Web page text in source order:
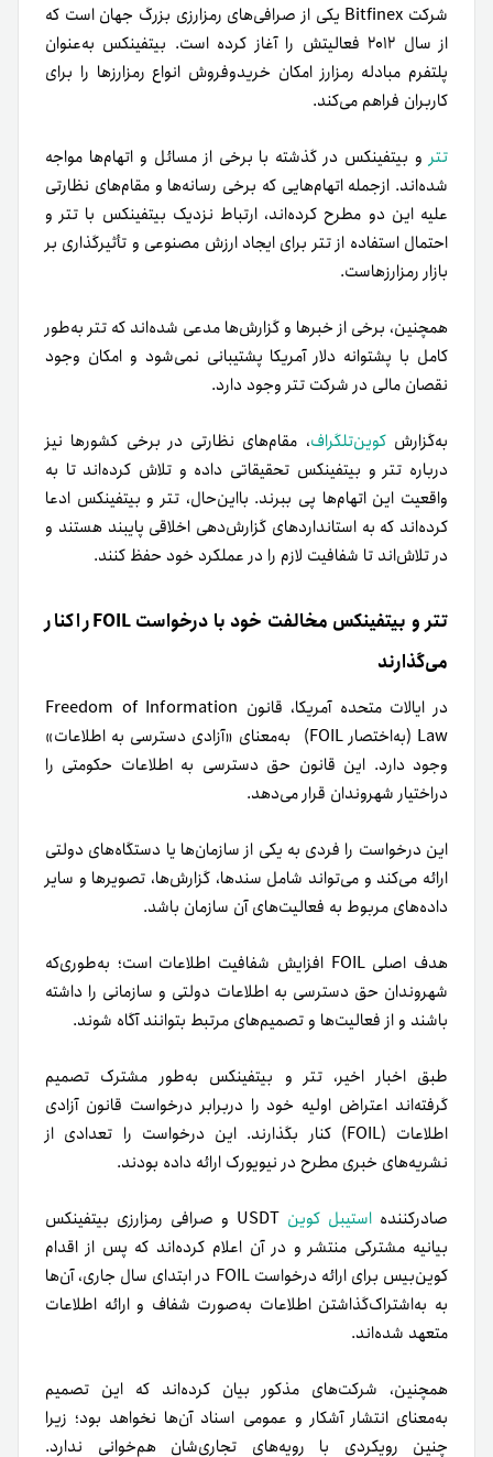
شرکت Bitfinex یکی از صرافی‌های رمزارزی بزرگ جهان است که
از سال ۲۰۱۲ فعالیتش را آغاز کرده است. بیتفینکس به‌عنوان
پلتفرم مبادله رمزارز امکان خریدوفروش انواع رمزارزها را برای
کاربران فراهم می‌کند.
تتر و بیتفینکس در گذشته با برخی از مسائل و اتهام‌ها مواجه
شده‌اند. از‌جمله اتهام‌هایی که برخی رسانه‌ها و مقام‌های نظارتی
علیه این دو مطرح کرده‌اند، ارتباط نزدیک بیتفینکس با تتر و
احتمال استفاده از تتر برای ایجاد ارزش مصنوعی و تأثیرگذاری بر
بازار رمزارزهاست.
همچنین، برخی از خبرها و گزارش‌ها مدعی شده‌اند که تتر به‌طور
کامل با پشتوانه دلار آمریکا پشتیبانی نمی‌شود و امکان وجود
نقصان مالی در شرکت تتر وجود دارد.
به‌گزارشکوین‌تلگراف، مقام‌های نظارتی در برخی کشورها نیز
درباره تتر و بیتفینکس تحقیقاتی داده‌ و تلاش کرده‌اند تا به
واقعیت این اتهام‌ها پی ببرند. بااین‌حال، تتر و بیتفینکس ادعا
کرده‌اند که به استانداردهای گزارش‌دهی اخلاقی پایبند هستند و
در تلاش‌اند تا شفافیت لازم را در عملکرد خود حفظ کنند.
تتر و بیتفینکس مخالفت خود با درخواست FOIL را کنار
می‌گذارند
در ایالات متحده آمریکا، قانون Freedom of Information
Law (به‌اختصار FOIL) به‌معنای «آزادی دسترسی به اطلاعات»
وجود دارد. این قانون حق دسترسی به اطلاعات حکومتی را
در‌اختیار شهروندان قرار می‌دهد.
این درخواست را فردی به یکی از سازمان‌ها یا دستگاه‌های دولتی
ارائه می‌کند و می‌تواند شامل سندها، گزارش‌ها، تصویرها و سایر
داده‌های مربوط به فعالیت‌های آن سازمان باشد.
هدف اصلی FOIL افزایش شفافیت اطلاعات است؛ به‌طوری‌که
شهروندان حق دسترسی به اطلاعات دولتی و سازمانی را داشته
باشند و از فعالیت‌ها و تصمیم‌های مرتبط بتوانند آگاه شوند.
طبق اخبار اخیر، تتر و بیتفینکس به‌طور مشترک تصمیم
گرفته‌اند اعتراض اولیه خود را در‌برابر درخواست قانون آزادی
اطلاعات (FOIL) کنار بگذارند. این درخواست را تعدادی از
نشریه‌های خبری مطرح در نیویورک ارائه داده بودند.
صادر‌کننده استیبل کوین
USDT و صرافی رمزارزی بیتفینکس
بیانیه‌ مشترکی منتشر و در آن اعلام کرده‌اند که پس از اقدام
کوین‌بیس برای ارائه درخواست FOIL در ابتدای سال جاری، آن‌ها
به به‌اشتراک‌گذاشتن اطلاعات به‌صورت شفاف و ارائه اطلاعات
متعهد شده‌اند.
همچنین، شرکت‌های مذکور بیان کرده‌اند که این تصمیم
به‌معنای انتشار آشکار و عمومی اسناد آن‌ها نخواهد بود؛ زیرا
چنین رویکردی با رویه‌های تجاری‌شان هم‌خوانی ندارد.